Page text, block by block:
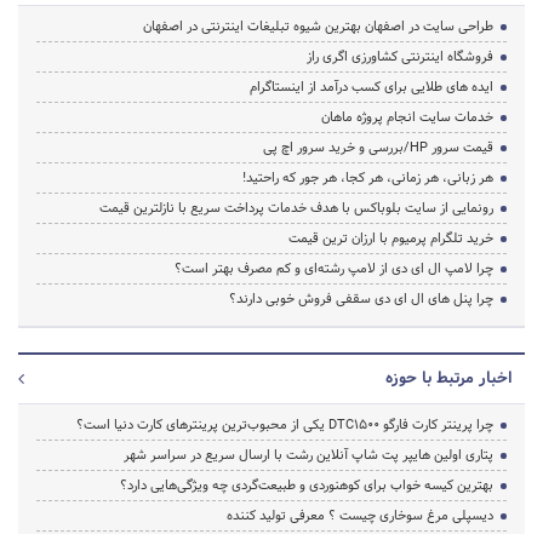
طراحی سایت در اصفهان بهترین شیوه تبلیغات اینترنتی در اصفهان
فروشگاه اینترنتی کشاورزی اگری راز
ایده های طلایی برای کسب درآمد از اینستاگرام
خدمات سایت انجام پروژه ماهان
قیمت سرور HP/بررسی و خرید سرور اچ پی
هر زبانی، هر زمانی، هر کجا، هر جور که راحتید!
رونمایی از سایت بلوباکس با هدف خدمات پرداخت سریع با نازلترین قیمت
خرید تلگرام پرمیوم با ارزان ترین قیمت
چرا لامپ ال ای دی از لامپ رشته‌ای و کم مصرف بهتر است؟
چرا پنل های ال ای دی سقفی فروش خوبی دارند؟
اخبار مرتبط با حوزه
چرا پرینتر کارت فارگو DTC1500 یکی از محبوب‌ترین پرینترهای کارت دنیا است؟
پتاری اولین هایپر پت شاپ آنلاین رشت با ارسال سریع در سراسر شهر
بهترین کیسه خواب برای کوهنوردی و طبیعت‌گردی چه ویژگی‌هایی دارد؟
دیسپلی مرغ سوخاری چیست ؟ معرفی تولید کننده